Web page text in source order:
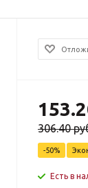
306.40
-50%
Есть в